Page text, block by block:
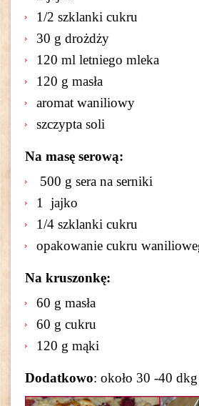
1/2 szklanki cukru
30 g drożdży
120 ml letniego mleka
120 g masła
aromat waniliowy
szczypta soli
Na masę serową:
500 g sera na serniki
1 jajko
1/4 szklanki cukru
opakowanie cukru
Na kruszonkę:
60 g masła
60 g cukru
120 g mąki
Dodatkowo: około 30 -40